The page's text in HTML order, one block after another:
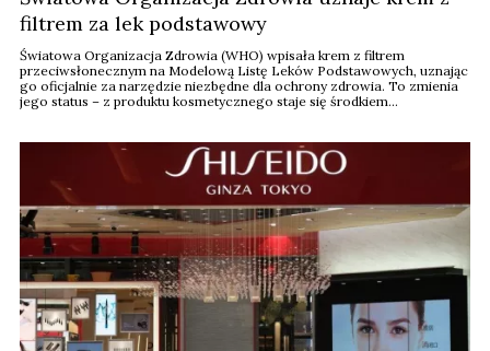
filtrem za lek podstawowy
Światowa Organizacja Zdrowia (WHO) wpisała krem z filtrem
przeciwsłonecznym na Modelową Listę Leków Podstawowych, uznając
go oficjalnie za narzędzie niezbędne dla ochrony zdrowia. To zmienia
jego status – z produktu kosmetycznego staje się środkiem
punktu widzenia zdrowia publicznego i powinny być szerzej ...